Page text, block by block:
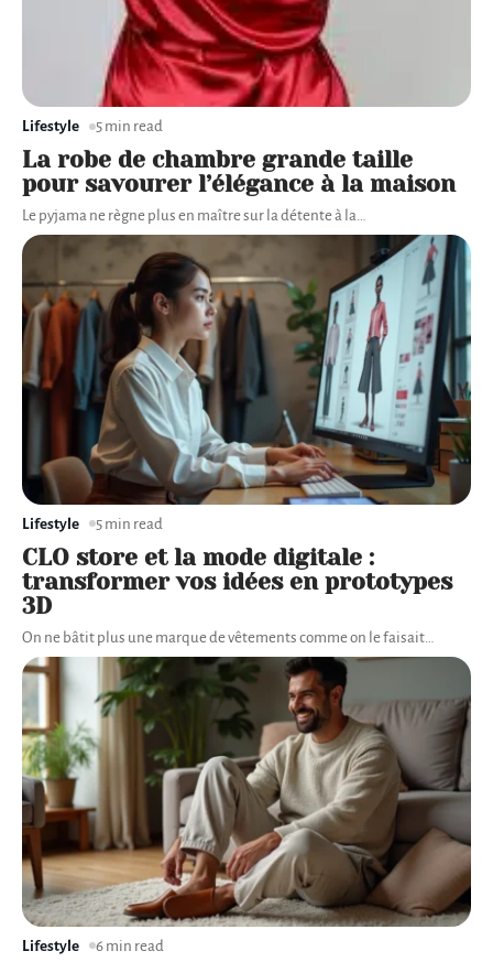
La robe de chambre grande taille
pour savourer l’élégance à la maison
Le pyjama ne règne plus en maître sur la détente à la…
Lifestyle 5 min read
CLO store et la mode digitale :
transformer vos idées en prototypes
3D
On ne bâtit plus une marque de vêtements comme on le faisait
Lifestyle 5 min read
Lifestyle 6 min read